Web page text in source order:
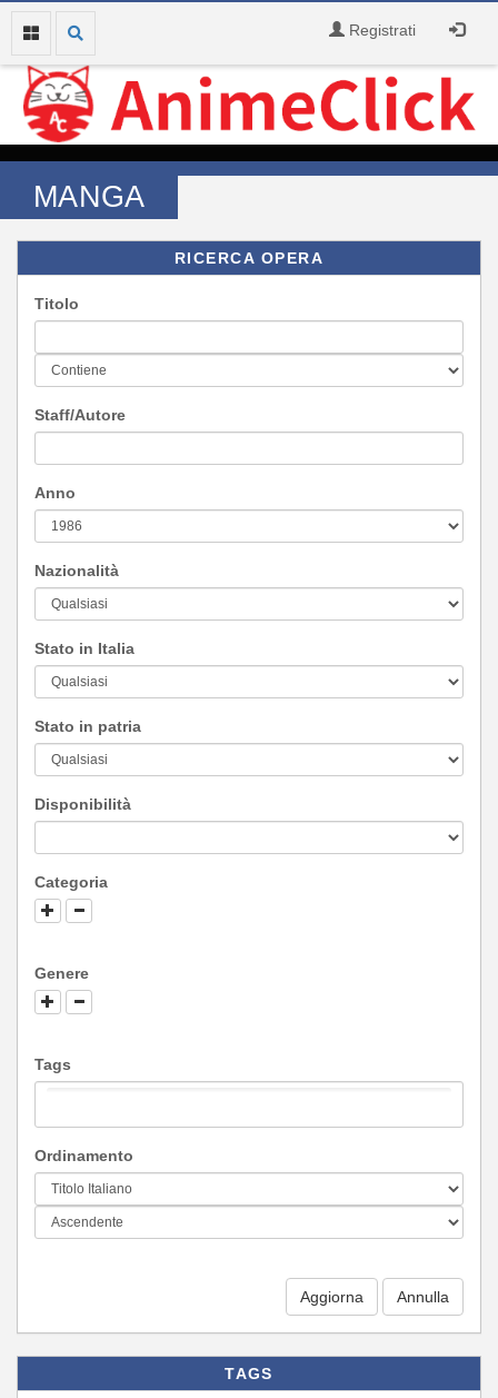
Registrati
MANGA
RICERCA OPERA
Titolo
Staff/Autore
Anno
Nazionalità
Stato in Italia
Stato in patria
Disponibilità
Categoria
Genere
Tags
Ordinamento
Aggiorna
TAGS